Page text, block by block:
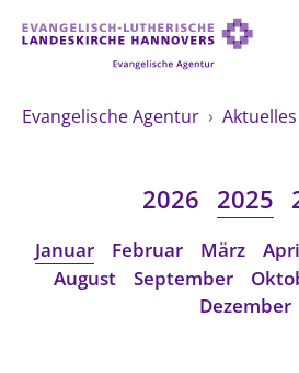
Evangelische Agentur › Aktuelles
2026 2025
Januar Februar März
August
September
Dezember
AGENTUR
VERWALTUNG
Fundraising
Organisationsberatung
Spiritualität
Impressum